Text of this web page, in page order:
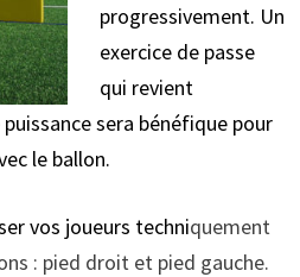
progressivement. Un
exercice de passe
qui revient
sera bénéfique pour
le ballon.
vos joueurs techniquement
: pied droit et pied gauche.